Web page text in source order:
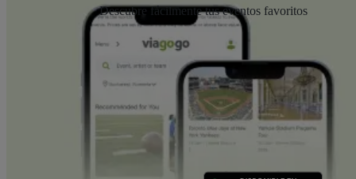
Descubre fácilmente tus eventos favoritos